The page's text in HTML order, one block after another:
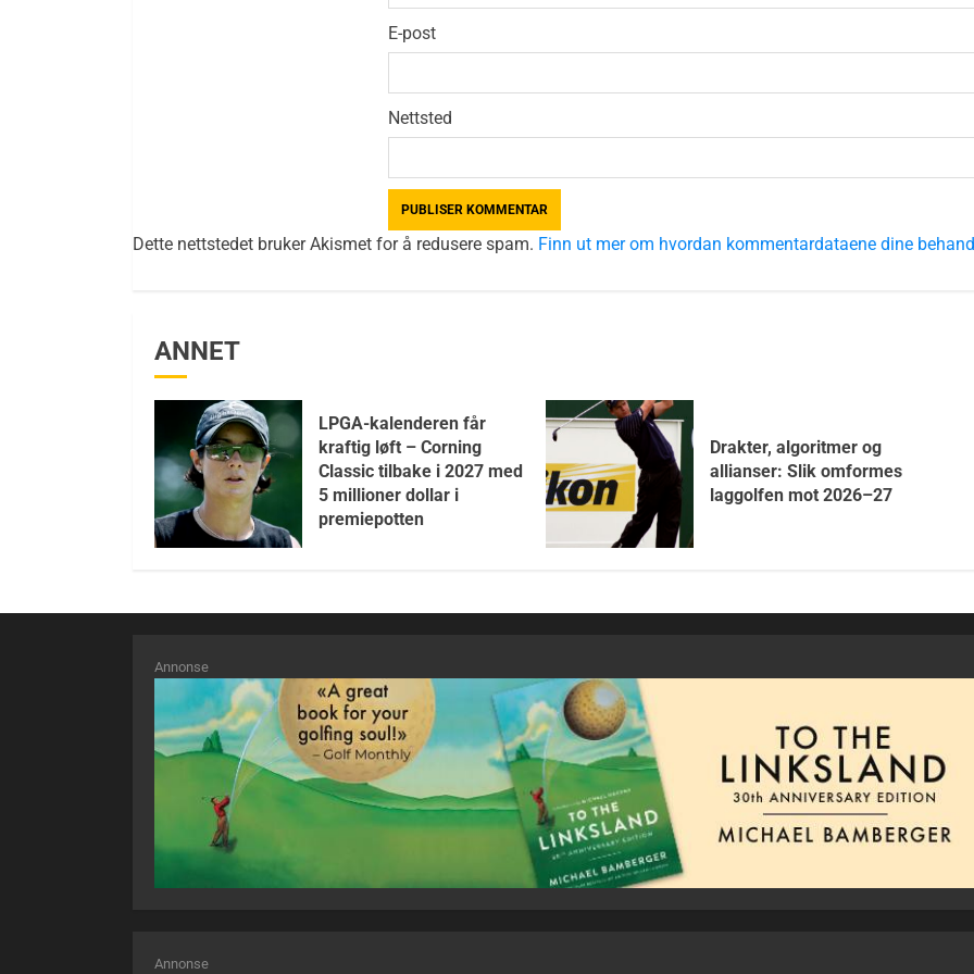
E-post
Nettsted
Dette nettstedet bruker Akismet for å redusere spam. Finn ut mer om hvordan kommentardataene dine
ANNET
LPGA-kalenderen får
kraftig løft – Corning
Classic tilbake i 2027 med
5 millioner dollar i
premiepotten
Drakter, algoritmer og
allianser: Slik omformes
laggolfen mot 2026–27
Annonse
Annonse